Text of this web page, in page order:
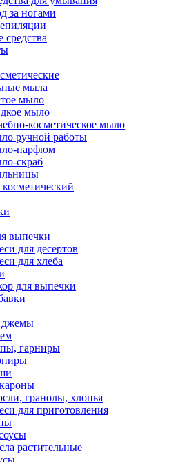
за ногами
средства
мыла
мыло
мыло
косметическое мыло
ручной работы
парфюм
скраб
выпечки
для десертов
для хлеба
для выпечки
джемы
гарниры
гранолы, хлопья
для приготовления
растительные